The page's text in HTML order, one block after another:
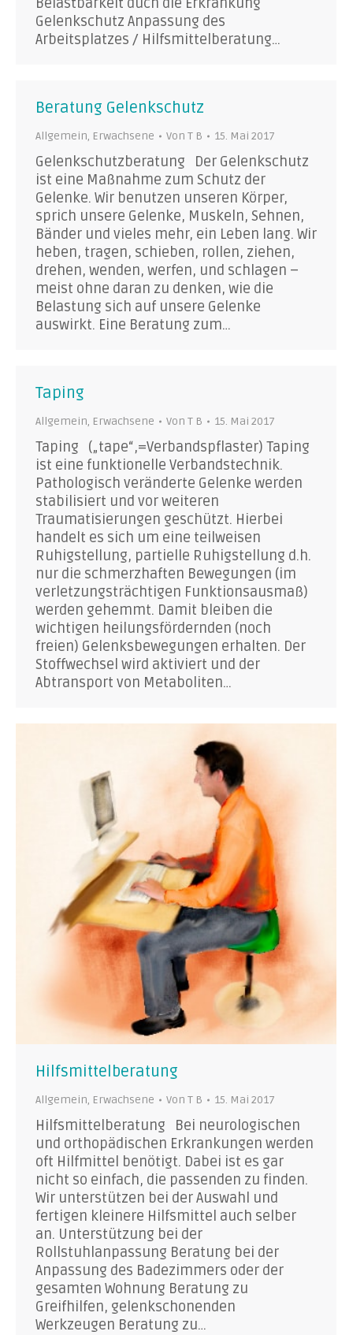
Gelenkschutz Anpassung des
Arbeitsplatzes / Hilfsmittelberatung…
Beratung Gelenkschutz
Allgemein, Erwachsene Von T B 15. Mai 2017
Gelenkschutzberatung Der Gelenkschutz
ist eine Maßnahme zum Schutz der
Gelenke. Wir benutzen unseren Körper,
sprich unsere Gelenke, Muskeln, Sehnen,
Bänder und vieles mehr, ein Leben lang. Wir
heben, tragen, schieben, rollen, ziehen,
drehen, wenden, werfen, und schlagen –
meist ohne daran zu denken, wie die
Belastung sich auf unsere Gelenke
auswirkt. Eine Beratung zum…
Taping
Allgemein, Erwachsene Von T B 15. Mai 2017
Taping („tape“,=Verbandspflaster) Taping
ist eine funktionelle Verbandstechnik.
Pathologisch veränderte Gelenke werden
stabilisiert und vor weiteren
Traumatisierungen geschützt. Hierbei
handelt es sich um eine teilweisen
Ruhigstellung, partielle Ruhigstellung d.h.
nur die schmerzhaften Bewegungen (im
verletzungsträchtigen Funktionsausmaß)
werden gehemmt. Damit bleiben die
wichtigen heilungsfördernden (noch
freien) Gelenksbewegungen erhalten. Der
Stoffwechsel wird aktiviert und der
Abtransport von Metaboliten…
Hilfsmittelberatung
Allgemein, Erwachsene Von T B 15. Mai 2017
Hilfsmittelberatung Bei neurologischen
und orthopädischen Erkrankungen werden
oft Hilfmittel benötigt. Dabei ist es gar
nicht so einfach, die passenden zu finden.
Wir unterstützen bei der Auswahl und
fertigen kleinere Hilfsmittel auch selber
an. Unterstützung bei der
Rollstuhlanpassung Beratung bei der
Anpassung des Badezimmers oder der
gesamten Wohnung Beratung zu
Greifhilfen, gelenkschonenden
Werkzeugen Beratung zu…